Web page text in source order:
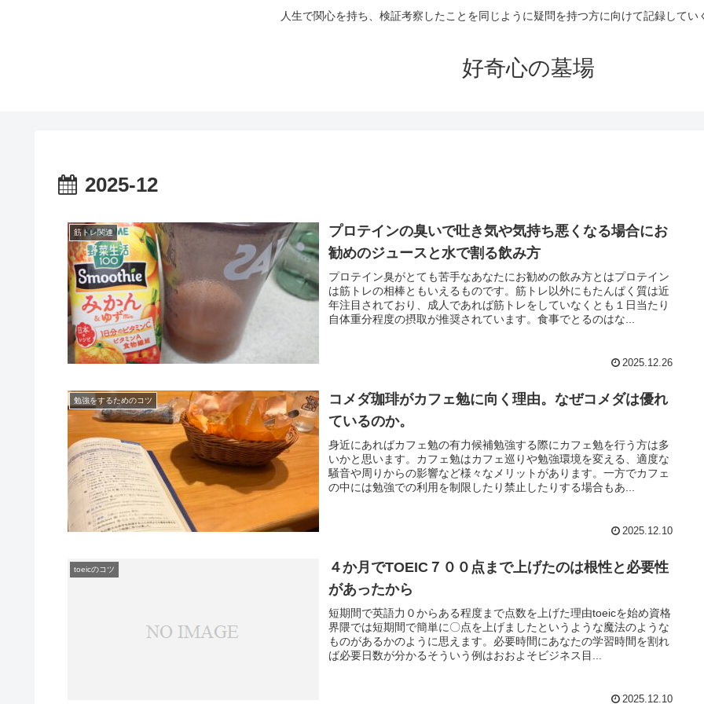
人生で関心を持ち、検証考察したことを同じように疑問を持つ方に向けて記録してい
好奇心の墓場
2025-12
筋トレ関連
プロテインの臭いで吐き気や気持ち悪くなる場合にお
勧めのジュースと水で割る飲み方
プロテイン臭がとても苦手なあなたにお勧めの飲み方とはプロテイン
は筋トレの相棒ともいえるものです。筋トレ以外にもたんぱく質は近
年注目されており、成人であれば筋トレをしていなくとも１日当たり
自体重分程度の摂取が推奨されています。食事でとるのはな...
2025.12.26
勉強をするためのコツ
コメダ珈琲がカフェ勉に向く理由。なぜコメダは優れ
ているのか。
身近にあればカフェ勉の有力候補勉強する際にカフェ勉を行う方は多
いかと思います。カフェ勉はカフェ巡りや勉強環境を変える、適度な
騒音や周りからの影響など様々なメリットがあります。一方でカフェ
の中には勉強での利用を制限したり禁止したりする場合もあ...
2025.12.10
toeicのコツ
４か月でTOEIC７００点まで上げたのは根性と必要性
があったから
短期間で英語力０からある程度まで点数を上げた理由toeicを始め資格
界隈では短期間で簡単に〇点を上げましたというような魔法のような
ものがあるかのように思えます。必要時間にあなたの学習時間を割れ
ば必要日数が分かるそういう例はおおよそビジネス目...
2025.12.10